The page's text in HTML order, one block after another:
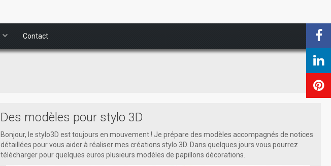
Contact
Des modèles pour stylo 3D
Bonjour, le stylo3D est toujours en mouvement ! Je prépare des modèles accompagnés de notices
détaillées pour vous aider à réaliser mes créations stylo 3D. Dans quelques jours vous pourrez
télécharger pour quelques euros plusieurs modèles de papillons décorations.